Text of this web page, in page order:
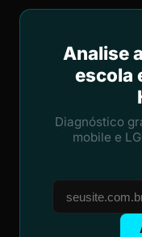
Analise
escola
Diagnóstico
mobile e